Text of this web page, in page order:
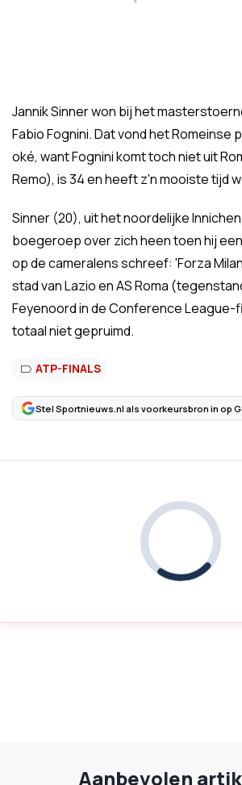
Jannik Sinner won bij het
Fabio Fognini. Dat vond het Romeinse
oké, want Fognini komt toch niet uit
Remo), is 34 en heeft z'n mooiste tijd
Sinner (20), uit het noordelijke
boegeroep over zich heen toen hij
op de cameralens schreef: 'Forza
stad van Lazio en AS Roma
Feyenoord in de Conference League-
totaal niet gepruimd.
ATP-FINALS
Stel Sportnieuws.nl als voorkeursbron in op
Aanbevolen